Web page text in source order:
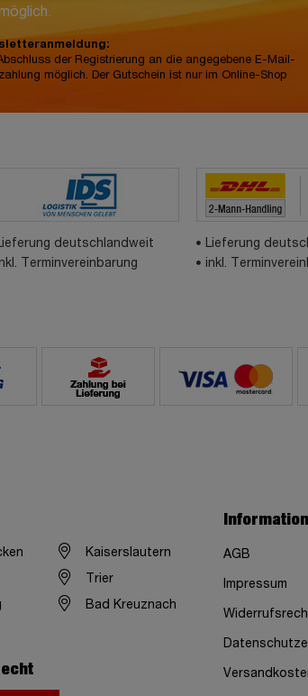
der Registrierung an die angegebene E-Mail-
möglich. Der Gutschein ist nur im Online-Shop
deutschlandweit
Terminvereinbarung
Lieferung
inkl.
Kaiserslautern
Trier
Bad Kreuznach
AGB
Impressum